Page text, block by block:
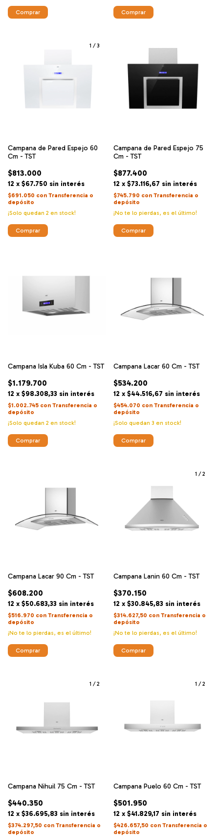
1 /3
Campana de Pared Espejo 60
Cm - TST
$813.000
12 x $67.750 sin interés
$691.050 con Transferencia o
depósito
¡Solo quedan 2 en stock!
Comprar
Campana de Pared Espejo 75
Cm - TST
$877.400
12 x $73.116,67 sin interés
$745.790 con Transferencia o
depósito
¡No te lo pierdas, es el último!
Campana Isla Kuba 60 Cm - TST
$1.179.700
12 x $98.308,33 sin interés
$1.002.745 con Transferencia o
depósito
¡Solo quedan 2 en stock!
Campana Lacar 60 Cm - TST
$534.200
12 x $44.516,67 sin interés
$454.070 con Transferencia o
depósito
¡Solo quedan 3 en stock!
Campana Lacar 90 Cm - TST
$608.200
12 x $50.683,33 sin interés
$516.970 con Transferencia o
depósito
¡No te lo pierdas, es el último!
1 /2
Campana Lanin 60 Cm - TST
$370.150
12 x $30.845,83 sin interés
$314.627,50 con Transferencia o
depósito
¡No te lo pierdas, es el último!
1 /2
Campana Nihuil 75 Cm - TST
$440.350
12 x $36.695,83 sin interés
$374.297,50 con Transferencia o
depósito
1 /2
Campana Puelo 60 Cm - TST
$501.950
12 x $41.829,17 sin interés
$426.657,50 con Transferencia o
depósito